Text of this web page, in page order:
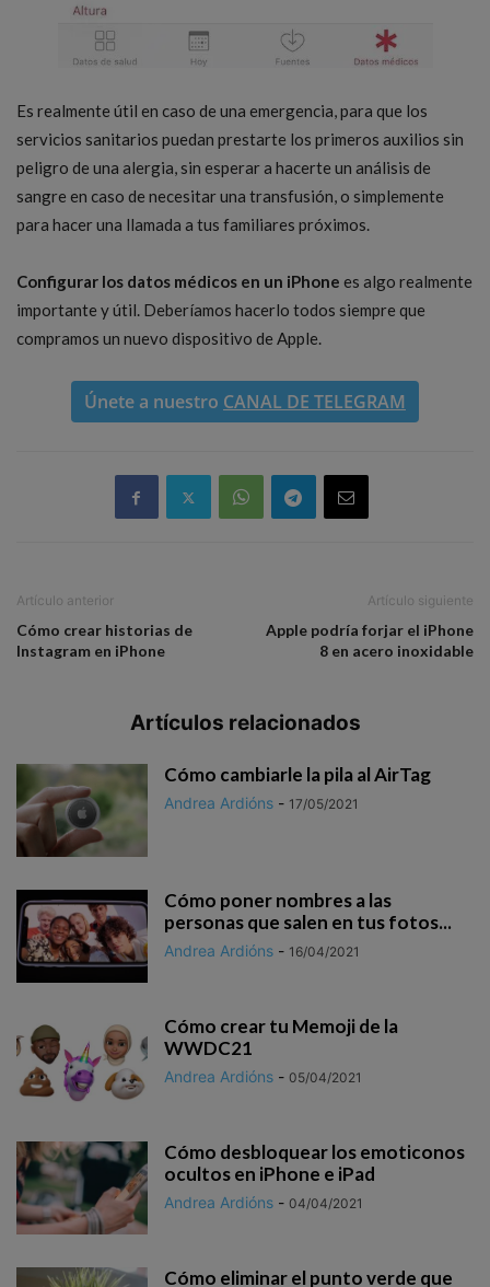
Es realmente útil en caso de una emergencia, para que los
servicios sanitarios puedan prestarte los primeros auxilios sin
peligro de una alergia, sin esperar a hacerte un análisis de
sangre en caso de necesitar una transfusión, o simplemente
para hacer una llamada a tus familiares próximos.
Configurar los datos médicos en un iPhone es algo realmente
importante y útil. Deberíamos hacerlo todos siempre que
compramos un nuevo dispositivo de Apple.
Únete a nuestro CANAL DE TELEGRAM
Artículo anterior
Cómo crear historias de
Instagram en iPhone
Artículo siguiente
Apple podría forjar el iPhone
8 en acero inoxidable
Artículos relacionados
Cómo cambiarle la pila al AirTag
Andrea Ardións - 17/05/2021
Cómo poner nombres a las
personas que salen en tus fotos...
Andrea Ardións - 16/04/2021
Cómo crear tu Memoji de la
WWDC21
Andrea Ardións - 05/04/2021
Cómo desbloquear los emoticonos
ocultos en iPhone e iPad
Andrea Ardións - 04/04/2021
Cómo eliminar el punto verde que